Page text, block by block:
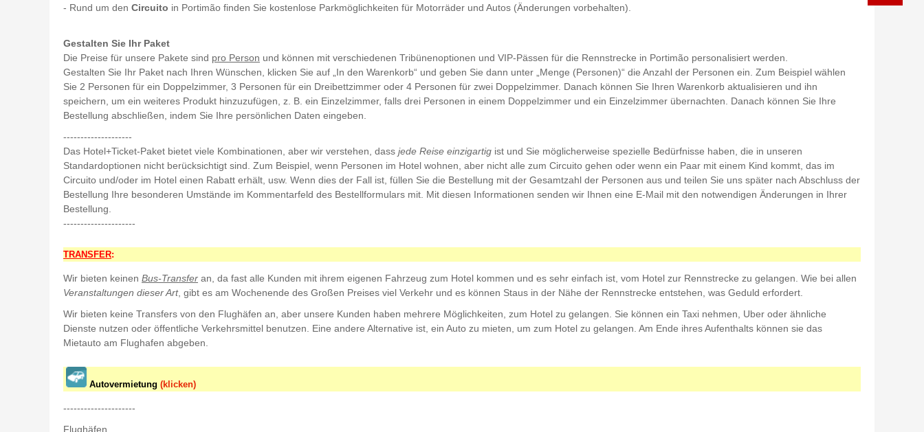
- Rund um den Circuito in Portimão finden Sie kostenlose Parkmöglichkeiten für Motorräder und Autos (Änderungen vorbehalten).
Gestalten Sie Ihr Paket
Die Preise für unsere Pakete sind pro Person und können mit verschiedenen Tribünenoptionen und VIP-Pässen für die Rennstrecke in Portimão personalisiert werden.
Gestalten Sie Ihr Paket nach Ihren Wünschen, klicken Sie auf „In den Warenkorb“ und geben Sie dann unter „Menge (Personen)“ die Anzahl der Personen ein. Zum Beispiel wählen
Sie 2 Personen für ein Doppelzimmer, 3 Personen für ein Dreibettzimmer oder 4 Personen für zwei Doppelzimmer. Danach können Sie Ihren Warenkorb aktualisieren und ihn
speichern, um ein weiteres Produkt hinzuzufügen, z. B. ein Einzelzimmer, falls drei Personen in einem Doppelzimmer und ein Einzelzimmer übernachten. Danach können Sie Ihre
Bestellung abschließen, indem Sie Ihre persönlichen Daten eingeben.
--------------------
Das Hotel+Ticket-Paket bietet viele Kombinationen, aber wir verstehen, dass jede Reise einzigartig ist und Sie möglicherweise spezielle Bedürfnisse haben, die in unseren
Standardoptionen nicht berücksichtigt sind. Zum Beispiel, wenn Personen im Hotel wohnen, aber nicht alle zum Circuito gehen oder wenn ein Paar mit einem Kind kommt, das im
Circuito und/oder im Hotel einen Rabatt erhält, usw. Wenn dies der Fall ist, füllen Sie die Bestellung mit der Gesamtzahl der Personen aus und teilen Sie uns später nach Abschluss der
Bestellung Ihre besonderen Umstände im Kommentarfeld des Bestellformulars mit. Mit diesen Informationen senden wir Ihnen eine E-Mail mit den notwendigen Änderungen in Ihrer
Bestellung.
---------------------
TRANSFER:
Wir bieten keinen Bus-Transfer an, da fast alle Kunden mit ihrem eigenen Fahrzeug zum Hotel kommen und es sehr einfach ist, vom Hotel zur Rennstrecke zu gelangen. Wie bei allen
Veranstaltungen dieser Art, gibt es am Wochenende des Großen Preises viel Verkehr und es können Staus in der Nähe der Rennstrecke entstehen, was Geduld erfordert.
Wir bieten keine Transfers von den Flughäfen an, aber unsere Kunden haben mehrere Möglichkeiten, zum Hotel zu gelangen. Sie können ein Taxi nehmen, Uber oder ähnliche
Dienste nutzen oder öffentliche Verkehrsmittel benutzen. Eine andere Alternative ist, ein Auto zu mieten, um zum Hotel zu gelangen. Am Ende ihres Aufenthalts können sie das
Mietauto am Flughafen abgeben.
Autovermietung (klicken)
---------------------
Flughäfen